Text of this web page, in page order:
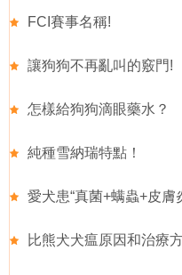
FCI賽事名稱!
讓狗狗不再亂叫的竅門!
怎樣給狗狗滴眼藥水？
純種雪納瑞特點！
愛犬患“真菌+螨蟲+皮膚
比熊犬犬瘟原因和治療